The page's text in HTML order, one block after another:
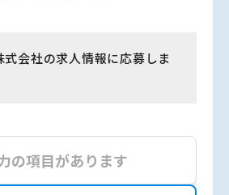
会社の求人情報に応募しま
の項目があります